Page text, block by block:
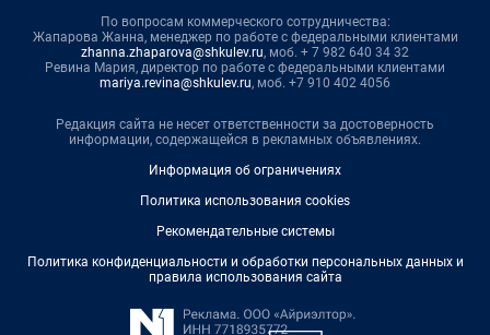
По вопросам коммерческого сотрудничества:
Жапарова Жанна, менеджер по работе с федеральными клиентами
zhanna.zhaparova@shkulev.ru, моб. + 7 982 640 34 32
Ревина Мария, директор по работе с федеральными клиентами
mariya.revina@shkulev.ru, моб. +7 910 402 4056
Редакция сайта не несет ответственности за достоверность
информации, содержащейся в рекламных объявлениях.
Информация об ограничениях
Политика использования cookies
Рекомендательные системы
Политика конфиденциальности и обработки персональных данных и
правила использования сайта